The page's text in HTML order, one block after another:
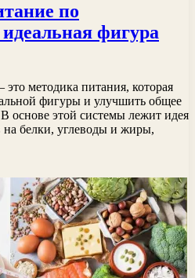
по
фигура
методика питания, которая
фигуры и улучшить общее
основе этой системы лежит идея
на белки, углеводы и жиры,